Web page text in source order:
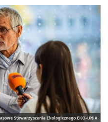
Stowarzyszenia Ekologicznego EKO-UNIA